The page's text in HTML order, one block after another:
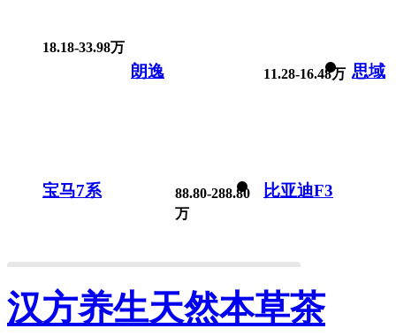
18.18-33.98万
朗逸 11.28-16.48万 思域
宝马7系
88.80-288.80
万
比亚迪F3
汉方养生天然本草茶